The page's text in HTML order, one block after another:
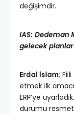
değişimdir.
IAS: Dedeman
gelecek
Erdal İslam:
etmek ilk
ERP’ye
durumu